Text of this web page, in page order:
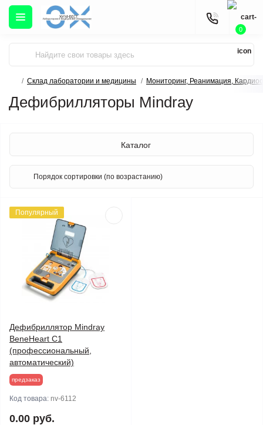
0
Склад лаборатории и медицины Мониторинг, Реанимация,
Дефибрилляторы Mindray
Каталог
Популярный
Дефибриллятор Mindray
BeneHeart C1
(профессиональный,
автоматический)
предзаказ
Код товара: nv-6112
0.00 руб.